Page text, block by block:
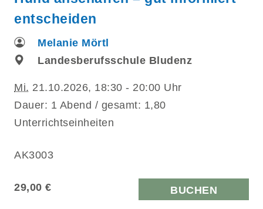
entscheiden
Melanie Mörtl
Landesberufsschule Bludenz
Mi. 21.10.2026, 18:30 - 20:00 Uhr
Dauer: 1 Abend / gesamt: 1,80
Unterrichtseinheiten
AK3003
29,00 € BUCHEN